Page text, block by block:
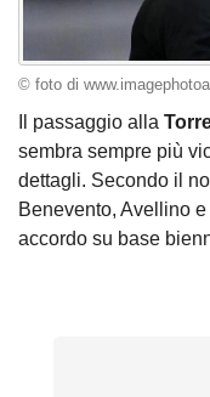
© foto di
Il passaggio alla
sembra sempre più
dettagli. Secondo il
Benevento, Avellino
accordo su base